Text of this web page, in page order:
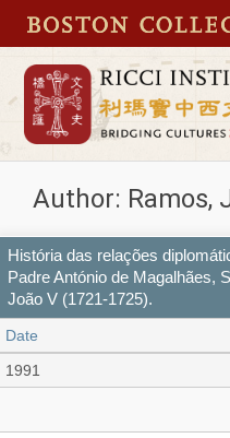
Author: Ramos,
História das relações
Padre António de Magalhães,
João V (1721-1725).
Date
1991